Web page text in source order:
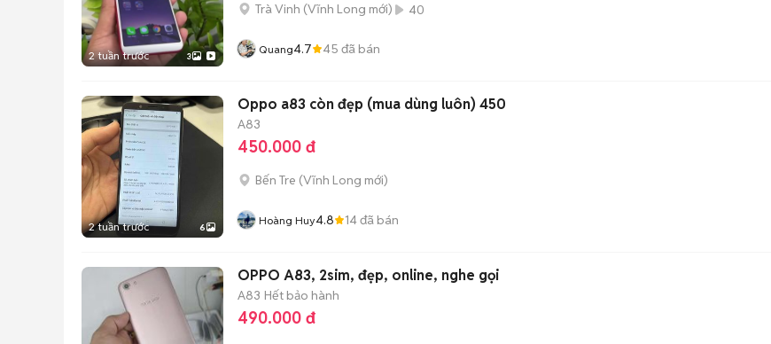
2 tuần trước 3
Trà Vinh (Vĩnh Long mới) 40
Quang4.7 45 đã bán
2 tuần trước 6
Oppo a83 còn đẹp (mua dùng luôn) 450
A83
450.000 đ
Bến Tre (Vĩnh Long mới)
Hoàng Huy4.8 14đã bán
OPPO A83, 2sim, đẹp, online, nghe gọi
A83 Hết bảo hành
490.000 đ